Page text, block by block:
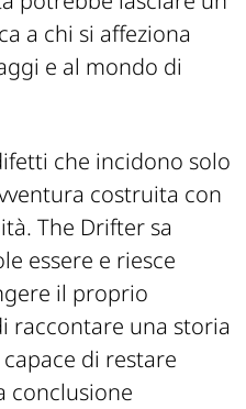
a chi si affeziona
e al mondo di
che incidono solo
costruita con
The Drifter sa
essere e riesce
il proprio
raccontare una storia
di restare
conclusione